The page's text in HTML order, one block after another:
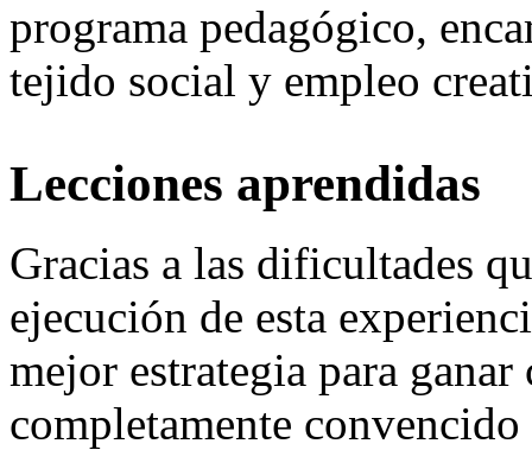
programa pedagógico,
tejido social y empleo
Lecciones aprendidas
Gracias a las dificultades
ejecución de esta
mejor estrategia para
completamente